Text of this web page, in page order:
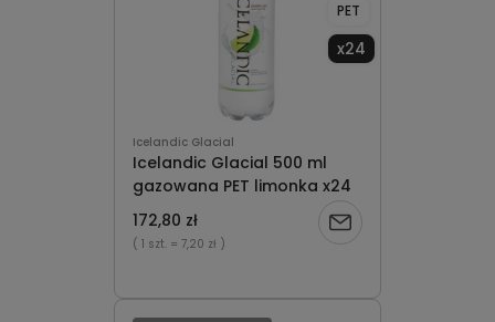
Icelandic Glacial
Icelandic Glacial 500 ml
gazowana PET limonka x24
PET
x24
172,80 zł
( 1 szt. = 7,20 zł )
Powiadom